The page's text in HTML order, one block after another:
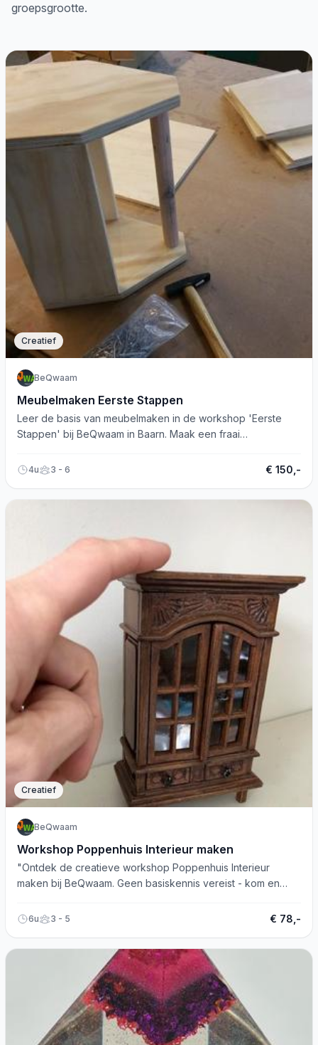
groepsgrootte.
Creatief
BeQwaam
Meubelmaken Eerste Stappen
Leer de basis van meubelmaken in de workshop 'Eerste
Stappen' bij BeQwaam in Baarn. Maak een fraai
4u 3 - 6 € 150,-
Creatief
BeQwaam
Workshop Poppenhuis Interieur maken
"Ontdek de creatieve workshop Poppenhuis Interieur
maken bij BeQwaam. Geen basiskennis vereist - kom en
6u 3 - 5 € 78,-